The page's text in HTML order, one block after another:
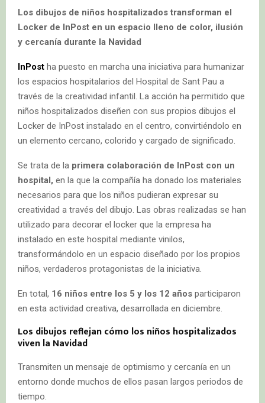
Los dibujos de niños hospitalizados transforman el
Locker de InPost en un espacio lleno de color, ilusión
y cercanía durante la Navidad
InPost ha puesto en marcha una iniciativa para humanizar
los espacios hospitalarios del Hospital de Sant Pau a
través de la creatividad infantil. La acción ha permitido que
niños hospitalizados diseñen con sus propios dibujos el
Locker de InPost instalado en el centro, convirtiéndolo en
un elemento cercano, colorido y cargado de significado.
Se trata de la primera colaboración de InPost con un
hospital, en la que la compañía ha donado los materiales
necesarios para que los niños pudieran expresar su
creatividad a través del dibujo. Las obras realizadas se han
utilizado para decorar el locker que la empresa ha
instalado en este hospital mediante vinilos,
transformándolo en un espacio diseñado por los propios
niños, verdaderos protagonistas de la iniciativa.
En total, 16 niños entre los 5 y los 12 años participaron
en esta actividad creativa, desarrollada en diciembre.
Los dibujos reflejan cómo los niños hospitalizados
viven la Navidad
Transmiten un mensaje de optimismo y cercanía en un
entorno donde muchos de ellos pasan largos periodos de
tiempo.